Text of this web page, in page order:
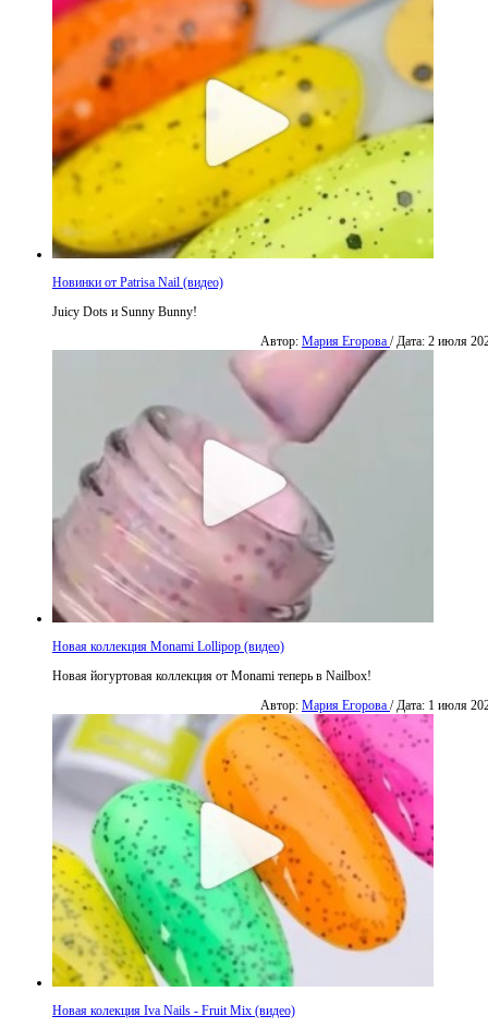
Новинки от Patrisa Nail (видео)
Juicy Dots и Sunny Bunny!
Автор: Мария Егорова / Дата: 2 июля
Новая коллекция Monami Lollipop (видео)
Новая йогуртовая коллекция от Monami теперь в Nailbox!
Автор: Мария Егорова / Дата: 1 июля
Новая колекция Iva Nails - Fruit Mix (видео)